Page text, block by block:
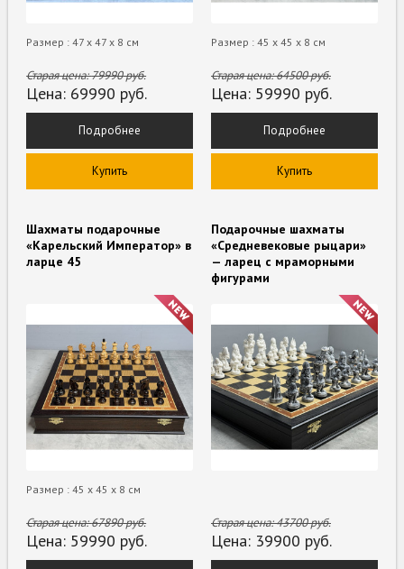
Размер : 47 х 47 х 8 см
Старая цена:79990руб.
Цена: 69990 руб.
Подробнее
Купить
Размер : 45 х 45 х 8 см
Старая цена:64500руб.
Цена: 59990 руб.
Подробнее
Купить
Шахматы подарочные
«Карельский Император» в
ларце 45
Размер : 45 х 45 х 8 см
Старая цена:67890руб.
Цена: 59990 руб.
Подарочные шахматы
«Средневековые рыцари»
— ларец с мраморными
фигурами
Старая цена:43700руб.
Цена: 39900 руб.